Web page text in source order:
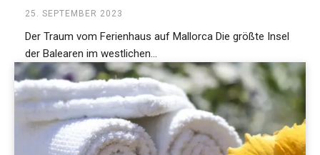
25. SEPTEMBER 2023
Der Traum vom Ferienhaus auf Mallorca Die größte Insel
der Balearen im westlichen...